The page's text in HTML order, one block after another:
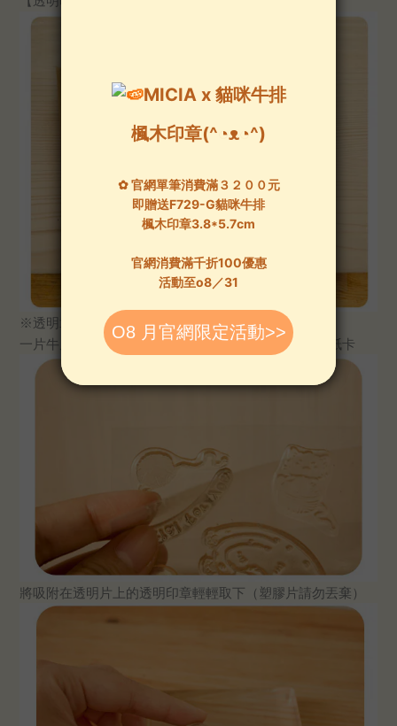
※透明章內容物：
一片牛皮紙袋、一片透明塑膠片、一片示意圖塑膠片/紙卡
將吸附在透明片上的透明印章輕輕取下（塑膠片請勿丟棄）